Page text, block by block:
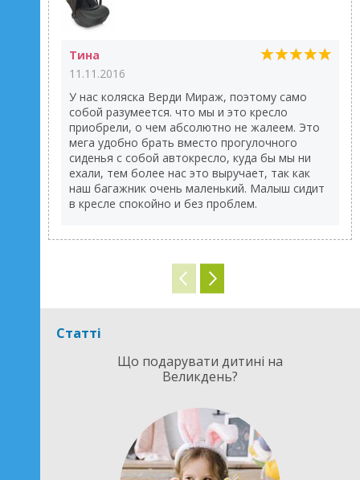
Тина
11.11.2016
У нас коляска Верди Мираж, поэтому само
собой разумеется. что мы и это кресло
приобрели, о чем абсолютно не жалеем. Это
мега удобно брать вместо прогулочного
сиденья с собой автокресло, куда бы мы ни
ехали, тем более нас это выручает, так как
наш багажник очень маленький. Малыш сидит
в кресле спокойно и без проблем.
Статті
Що подарувати дитині на
Великдень?